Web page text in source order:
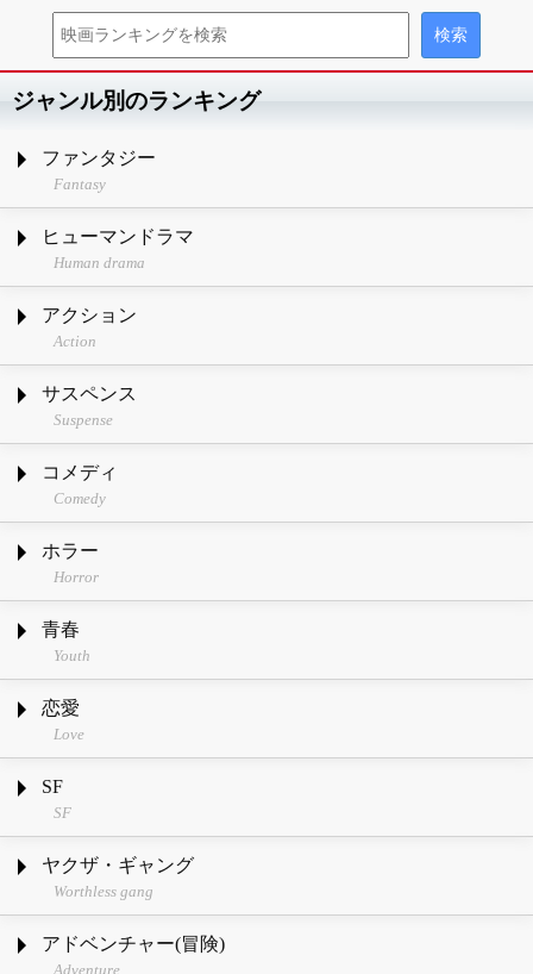
ジャンル別のランキング
ファンタジー
Fantasy
ヒューマンドラマ
Human drama
アクション
Action
サスペンス
Suspense
コメディ
Comedy
ホラー
Horror
青春
Youth
恋愛
Love
SF
SF
ヤクザ・ギャング
Worthless gang
アドベンチャー(冒険)
Adventure